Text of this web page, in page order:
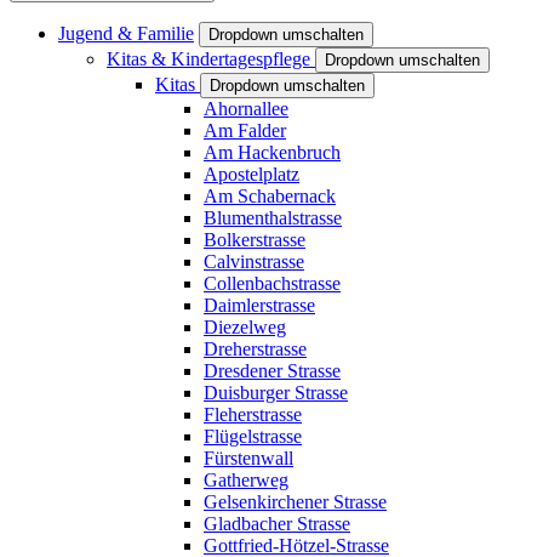
Jugend & Familie Dropdown umschalten
Kitas & Kindertagespflege Dropdown umschalten
Kitas Dropdown umschalten
Ahornallee
Am Falder
Am Hackenbruch
Apostelplatz
Am Schabernack
Blumenthalstrasse
Bolkerstrasse
Calvinstrasse
Collenbachstrasse
Daimlerstrasse
Diezelweg
Dreherstrasse
Dresdener Strasse
Duisburger Strasse
Fleherstrasse
Flügelstrasse
Fürstenwall
Gatherweg
Gelsenkirchener Strasse
Gladbacher Strasse
Gottfried-Hötzel-Strasse